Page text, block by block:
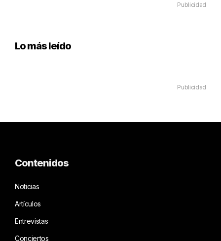
Publicidad
Lo más leído
Publicidad
Contenidos
Noticias
Artículos
Entrevistas
Conciertos